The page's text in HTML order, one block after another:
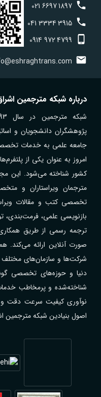
021 66971897
041 33343915
0914 9724799
درباره شبکه مترجمین
پژوهشگران دانشجویان و
جامعه علمی به خدمات
امروز به عنوان یکی از
کشور شناخته می‌شود. این
مترجمان ویراستاران و
تخصصی کتب و مقالات
بازنویسی علمی،
ترجمه رسمی از طریق
صورت آنلاین ارائه می‌کند.
دنیا و حوزه‌های تخصصی
شناخته‌شده و پرمخاطب
نوآوری کیفیت سرعت دقت و
اصول بنیادین شبکه مترجمین